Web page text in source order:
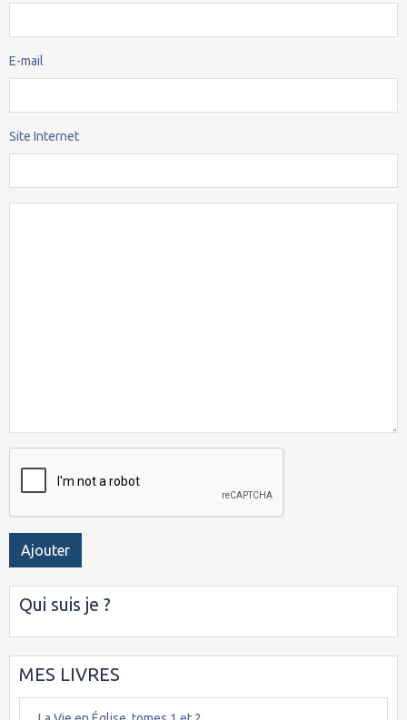
E-mail
Site Internet
Ajouter
Qui suis je ?
MES LIVRES